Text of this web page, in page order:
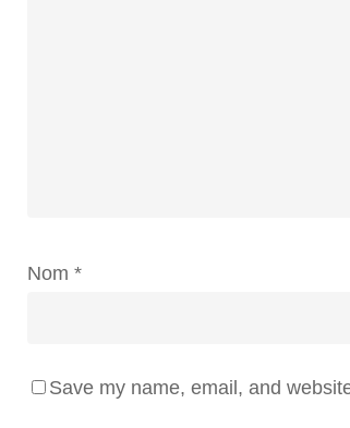
Nom *
Save my name, email, and